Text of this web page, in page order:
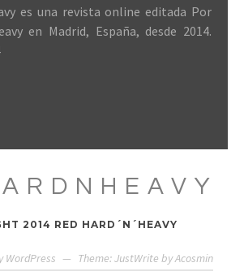
es una revista online editada Por
en Madrid, España, desde 2014.
2014 RED HARD´N´HEAVY
WordPress — Theme: JustWrite byAcosmin